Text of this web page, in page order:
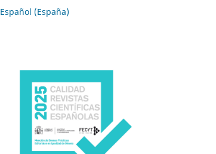
Español (España)